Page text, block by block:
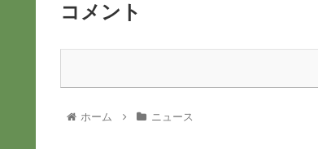
コメント
ホーム ニュース